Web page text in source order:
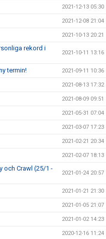
2021-12-13 05:30
2021-12-08 21:04
2021-10-13 20:21
rekord i
2021-10-11 13:16
termin! 2021-09-11 10:36
2021-08-13 17:32
2021-08-09 09:51
2021-05-31 07:04
2021-03-07 17:23
2021-02-21 20:34
2021-02-07 18:13
och Crawl (25/1 -
2021-01-24 20:57
2021-01-21 21:30
2021-01-05 21:07
2021-01-02 14:23
2020-12-16 11:24